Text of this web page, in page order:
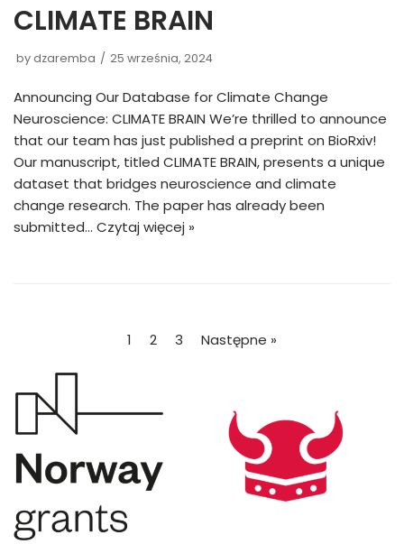
CLIMATE BRAIN
by dzaremba 25 września, 2024
Announcing Our Database for Climate Change
Neuroscience: CLIMATE BRAIN We’re thrilled to announce
that our team has just published a preprint on BioRxiv!
Our manuscript, titled CLIMATE BRAIN, presents a unique
dataset that bridges neuroscience and climate
change research. The paper has already been
submitted… Czytaj więcej »
1 2 3 Następne »